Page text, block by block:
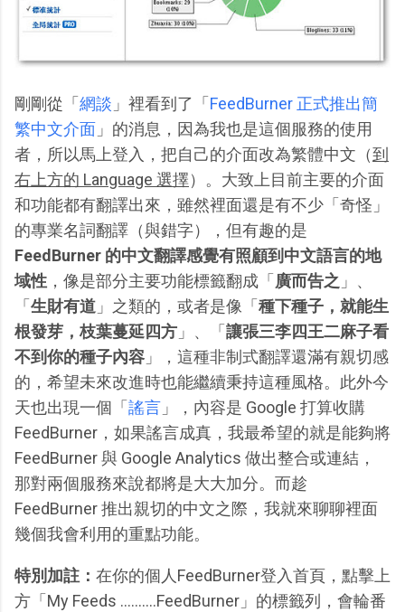
剛剛從「網談 」裡看到了「FeedBurner 正式推出簡
繁中文介面 」的消息，因為我也是這個服務的使用
者，所以馬上登入，把自己的介面改為繁體中文（到
右上方的 Language 選擇）。大致上目前主要的介面
和功能都有翻譯出來，雖然裡面還是有不少「奇怪」
的專業名詞翻譯（與錯字），但有趣的是
FeedBurner 的中文翻譯感覺有照顧到中文語言的地
域性 ，像是部分主要功能標籤翻成「廣而告之 」、
「生財有道 」之類的，或者是像「種下種子，就能生
根發芽，枝葉蔓延四方 」、「讓張三李四王二麻子看
不到你的種子內容 」，這種非制式翻譯還滿有親切感
的，希望未來改進時也能繼續秉持這種風格。此外今
天也出現一個「謠言 」，內容是 Google 打算收購
FeedBurner，如果謠言成真，我最希望的就是能夠將
FeedBurner 與 Google Analytics 做出整合或連結，
那對兩個服務來說都將是大大加分。而趁
FeedBurner 推出親切的中文之際，我就來聊聊裡面
幾個我會利用的重點功能。
特別加註： 在你的個人FeedBurner登入首頁，點擊上
方「My Feeds ..........FeedBurner」的標籤列，會輪番